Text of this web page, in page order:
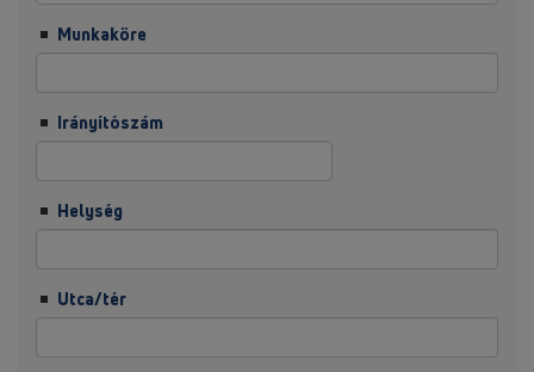
Munkaköre
Irányítószám
Helység
Utca/tér